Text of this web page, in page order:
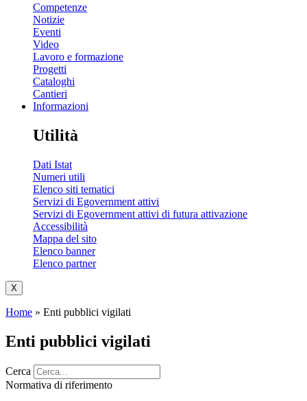
Competenze
Notizie
Eventi
Video
Lavoro e formazione
Progetti
Cataloghi
Cantieri
Informazioni
Utilità
Dati Istat
Numeri utili
Elenco siti tematici
Servizi di Egovernment attivi
Servizi di Egovernment attivi di futura attivazione
Accessibilità
Mappa del sito
Elenco banner
Elenco partner
X
Home » Enti pubblici vigilati
Enti pubblici vigilati
Cerca
Normativa di riferimento